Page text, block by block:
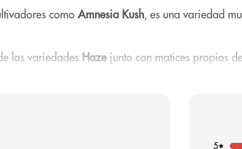
comoAmnesia Kush, es una variedad
las variedades Haze junto con matices propios
5